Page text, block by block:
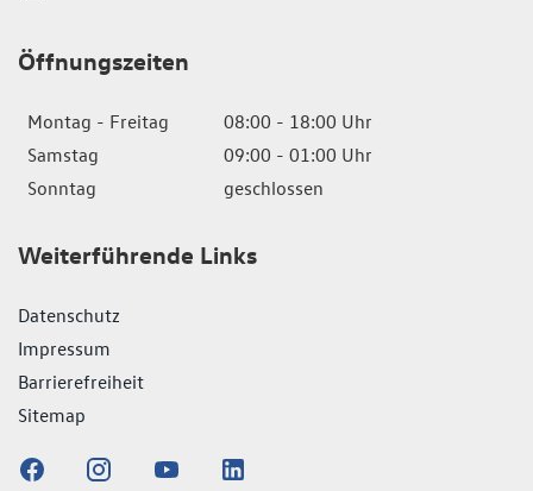
Öffnungszeiten
Montag - Freitag
08:00 - 18:00 Uhr
Samstag
09:00 - 01:00 Uhr
Sonntag
geschlossen
Weiterführende Links
Datenschutz
Impressum
Barrierefreiheit
Sitemap